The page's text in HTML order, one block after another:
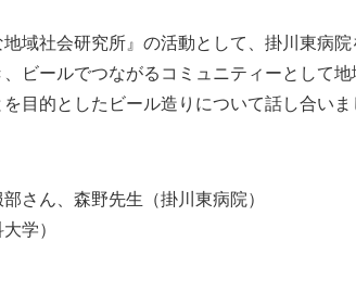
地域社会研究所』の活動として、掛川東病
ビールでつながるコミュニティーとして
目的としたビール造りについて話し合いま
さん、森野先生（掛川東病院）
学）